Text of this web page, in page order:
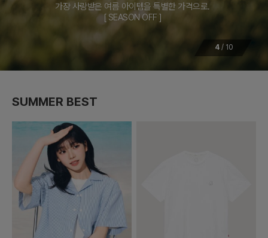
가장 사랑받은 여름 아이템을 특별한 가격으로.
[ SEASON OFF ]
4 / 10
SUMMER BEST